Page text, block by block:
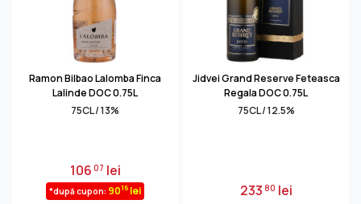
Ramon Bilbao Lalomba Finca
Lalinde DOC 0.75L
75CL / 13%
10607 lei
*după cupon: 9016 lei
Jidvei Grand Reserve Feteasca
Regala DOC 0.75L
75CL / 12.5%
23380 lei